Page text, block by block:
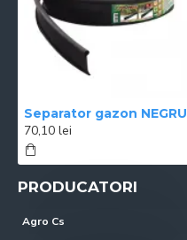
Separator gazon NEGRU
70,10 lei
PRODUCATORI
Agro Cs